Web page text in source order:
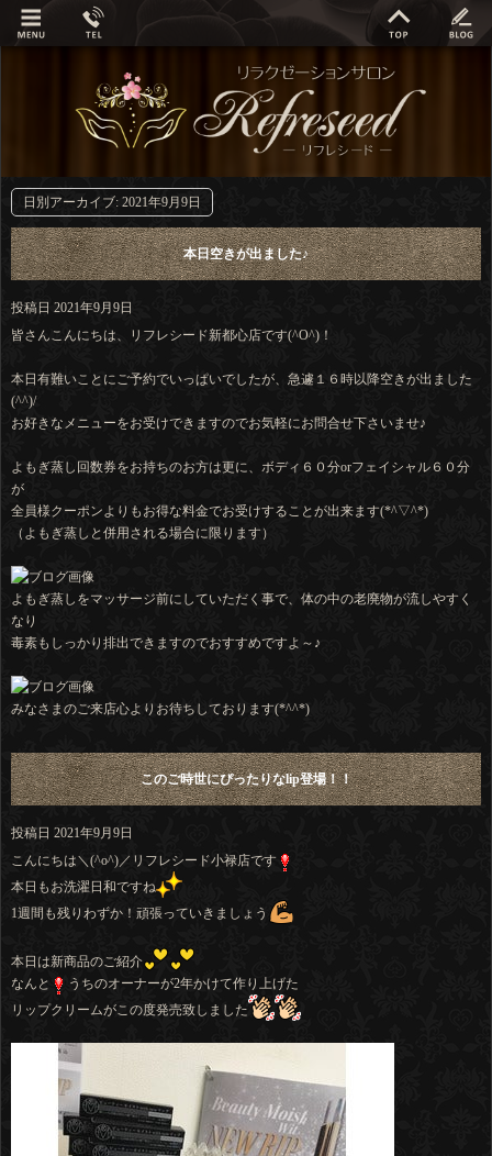
日別アーカイブ: 2021年9月9日
本日空きが出ました♪
投稿日 2021年9月9日
皆さんこんにちは、リフレシード新都心店です(^O^)！
本日有難いことにご予約でいっぱいでしたが、急遽１６時以降空きが出ました
(^^)/
お好きなメニューをお受けできますのでお気軽にお問合せ下さいませ♪
よもぎ蒸し回数券をお持ちのお方は更に、ボディ６０分orフェイシャル６０分
が
全員様クーポンよりもお得な料金でお受けすることが出来ます(*^▽^*)
（よもぎ蒸しと併用される場合に限ります）
よもぎ蒸しをマッサージ前にしていただく事で、体の中の老廃物が流しやすく
なり
毒素もしっかり排出できますのでおすすめですよ～♪
みなさまのご来店心よりお待ちしております(*^^*)
このご時世にぴったりなlip登場！！
投稿日 2021年9月9日
こんにちは＼(^o^)／リフレシード小禄店です
本日もお洗濯日和ですね
1週間も残りわずか！頑張っていきましょう
本日は新商品のご紹介
なんと
うちのオーナーが2年かけて作り上げた
リップクリームがこの度発売致しました